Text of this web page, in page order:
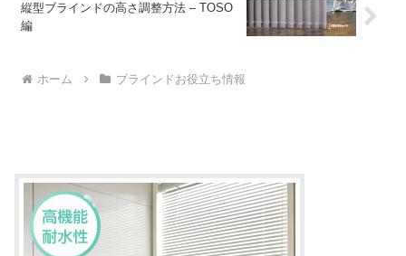
縦型ブラインドの高さ調整方法 – TOSO
編
ホーム ブラインドお役立ち情報